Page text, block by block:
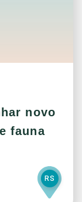
novo
fauna
RS